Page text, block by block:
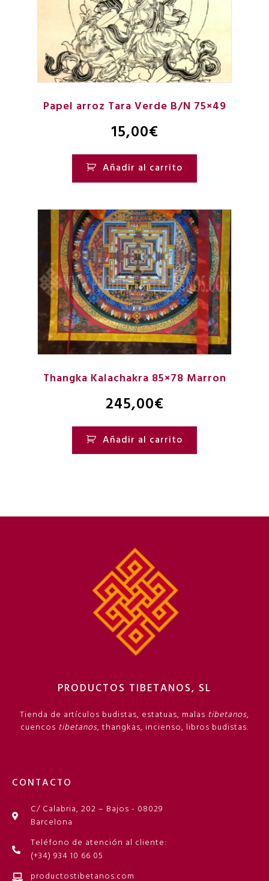
Papel arroz Tara Verde B/N 75×49
15,00€
Añadir al carrito
Thangka Kalachakra 85×78 Marron
245,00€
Añadir al carrito
PRODUCTOS TIBETANOS, SL
Tienda de artículos budistas, estatuas, malas tibetanos,
cuencos tibetanos, thangkas, incienso, libros budistas.
CONTACTO
C/ Calabria, 202 – Bajos - 08029
Barcelona
Teléfono de atención al cliente:
(+34) 934 10 66 05
productostibetanos.com